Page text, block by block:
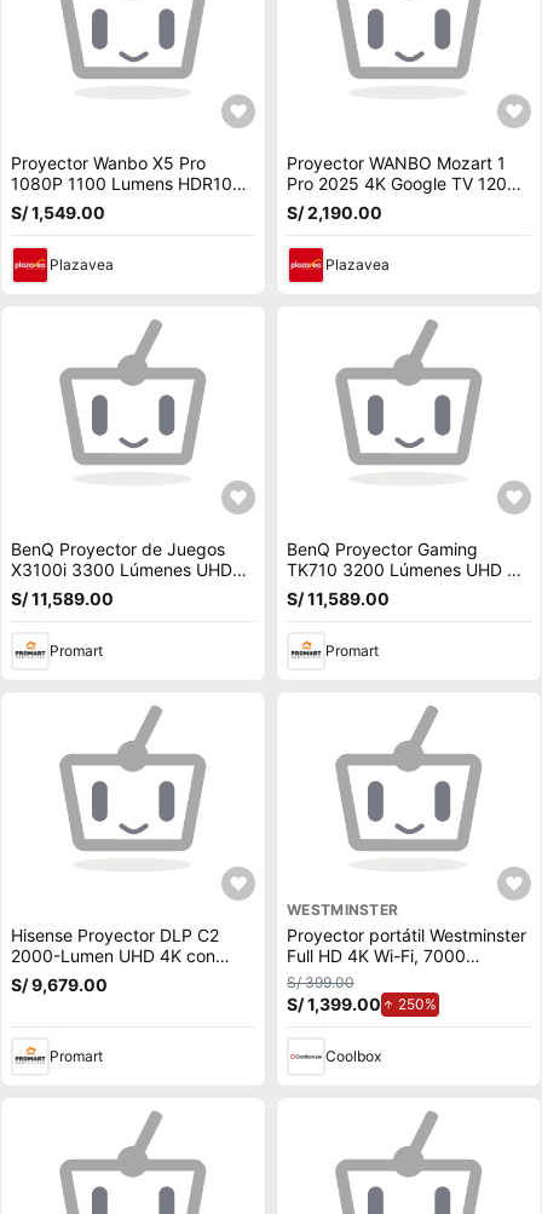
Proyector Wanbo X5 Pro
1080P 1100 Lumens HDR10
4K Google TV
S/ 1,549.00
Plazavea
Proyector WANBO Mozart 1
Pro 2025 4K Google TV 1200
ANSI HDR 10
S/ 2,190.00
Plazavea
BenQ Proyector de Juegos
X3100i 3300 Lúmenes UHD
4K 4LED DLP
S/ 11,589.00
Promart
BenQ Proyector Gaming
TK710 3200 Lúmenes UHD 4K
DLP, 4.2 ms Input Lag, 1.3x
Zoom, HDR10
S/ 11,589.00
Promart
Hisense Proyector DLP C2
2000-Lumen UHD 4K con
Soporte Integrado y Sonido
JBL
S/ 9,679.00
Promart
WESTMINSTER
Proyector portátil Westminster
Full HD 4K Wi-Fi, 7000
lúmenes, negro
S/ 399.00
S/ 1,399.00 250%
Coolbox